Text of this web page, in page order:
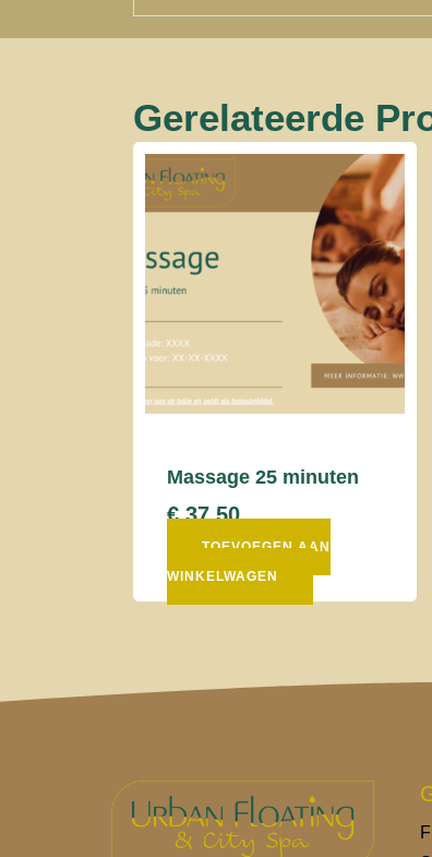
Gerelateerde
Massage 25 minuten
€37,50
TOEVOEGEN AAN
WINKELWAGEN